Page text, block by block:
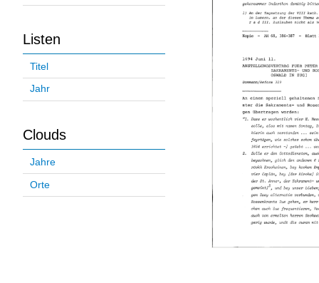
Listen
Titel
Jahr
Clouds
Jahre
Orte